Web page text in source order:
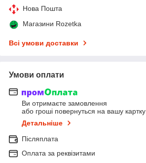
Нова Пошта
Магазини Rozetka
Всі умови доставки
Умови оплати
Ви отримаєте замовлення
або гроші повернуться на вашу картку
Детальніше
Післяплата
Оплата за реквізитами